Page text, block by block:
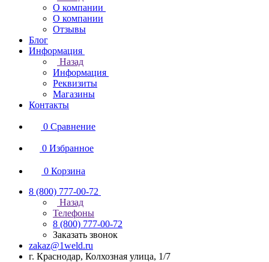
О компании
О компании
Отзывы
Блог
Информация
Назад
Информация
Реквизиты
Магазины
Контакты
0 Сравнение
0 Избранное
0 Корзина
8 (800) 777-00-72
Назад
Телефоны
8 (800) 777-00-72
Заказать звонок
zakaz@1weld.ru
г. Краснодар, Колхозная улица, 1/7